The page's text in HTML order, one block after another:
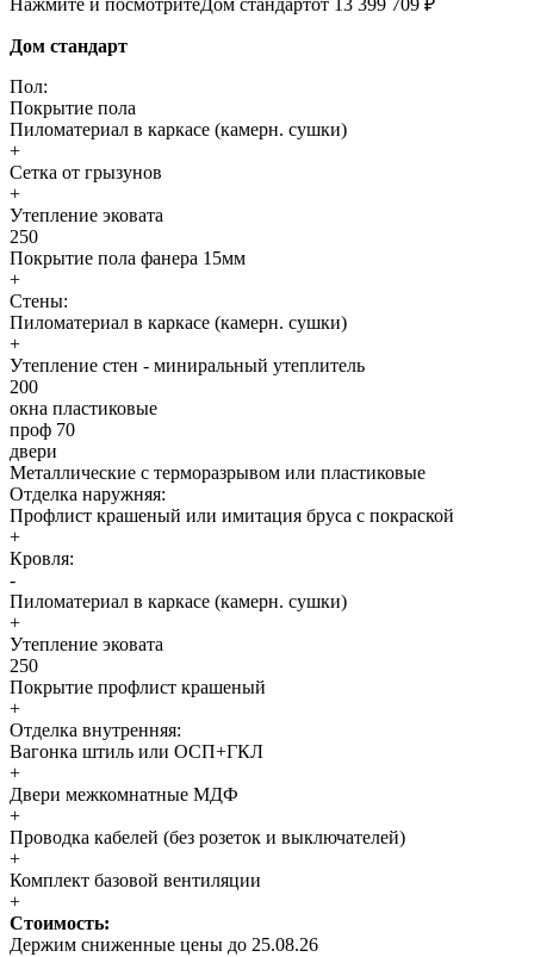
Нажмите и посмотритеДом стандартот 13 399 709 ₽
Дом стандарт
Пол:
Покрытие пола
Пиломатериал в каркасе (камерн. сушки)
+
Сетка от грызунов
+
Утепление эковата
250
Покрытие пола фанера 15мм
+
Стены:
Пиломатериал в каркасе (камерн. сушки)
+
Утепление стен - миниральный утеплитель
200
окна пластиковые
проф 70
двери
Металлические с терморазрывом или пластиковые
Отделка наружняя:
Профлист крашеный или имитация бруса с покраской
+
Кровля:
-
Пиломатериал в каркасе (камерн. сушки)
+
Утепление эковата
250
Покрытие профлист крашеный
+
Отделка внутренняя:
Вагонка штиль или ОСП+ГКЛ
+
Двери межкомнатные МДФ
+
Проводка кабелей (без розеток и выключателей)
+
Комплект базовой вентиляции
+
Стоимость:
Держим сниженные цены до 25.08.26